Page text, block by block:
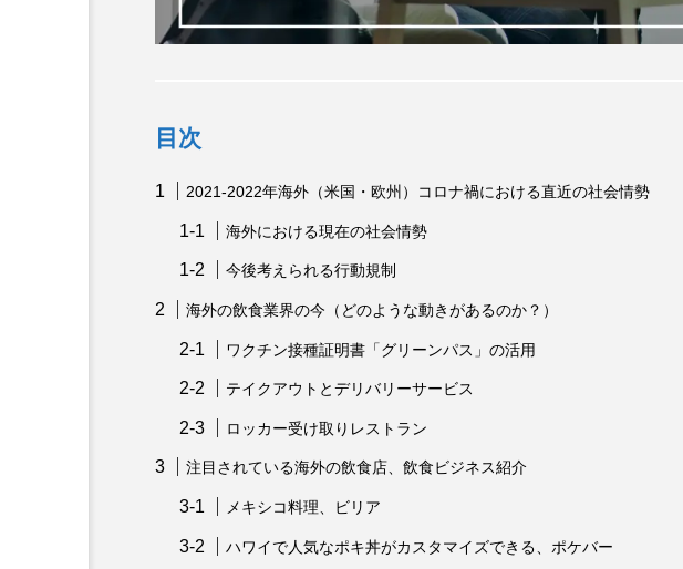
目次
2021-2022年海外（米国・欧州）コロナ禍における直近の社会情勢
海外における現在の社会情勢
今後考えられる行動規制
海外の飲食業界の今（どのような動きがあるのか？）
ワクチン接種証明書「グリーンパス」の活用
テイクアウトとデリバリーサービス
ロッカー受け取りレストラン
注目されている海外の飲食店、飲食ビジネス紹介
メキシコ料理、ビリア
ハワイで人気なポキ丼がカスタマイズできる、ポケバー